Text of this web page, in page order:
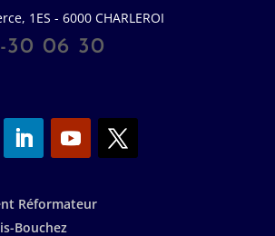
1ES - 6000 CHARLEROI
30 06 30
Réformateur
Bouchez